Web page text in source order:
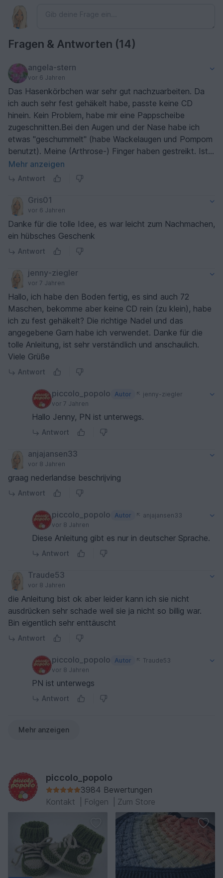
Fragen & Antworten (14)
angela-stern
vor 6 Jahren
Das Hasenkörbchen war sehr gut nachzuarbeiten. Da
ich auch sehr fest gehäkelt habe, passte keine CD
hinein. Kein Problem, habe mir eine Pappscheibe
zugeschnitten.Bei den Augen und der Nase habe ich
etwas "geschummelt" (habe Wackelaugen und Pompom
benutzt). Meine (Arthrose-) Finger haben gestreikt. Ist
Mehr anzeigen
Antwort
Gris01
vor 6 Jahren
Danke für die tolle Idee, es war leicht zum Nachmachen,
ein hübsches Geschenk
Antwort
jenny-ziegler
vor 7 Jahren
Hallo, ich habe den Boden fertig, es sind auch 72
Maschen, bekomme aber keine CD rein (zu klein), habe
ich zu fest gehäkelt? Die richtige Nadel und das
angegebene Garn habe ich verwendet. Danke für die
tolle Anleitung, ist sehr verständlich und anschaulich.
Viele Grüße
Antwort
piccolo_popolo Autor
jenny-ziegler
vor 7 Jahren
Hallo Jenny, PN ist unterwegs.
Antwort
anjajansen33
vor 8 Jahren
graag nederlandse beschrijving
Antwort
piccolo_popolo Autor
anjajansen33
vor 8 Jahren
Diese Anleitung gibt es nur in deutscher Sprache.
Antwort
Traude53
vor 8 Jahren
die Anleitung bist ok aber leider kann ich sie nicht
ausdrücken sehr schade weil sie ja nicht so billig war.
Bin eigentlich sehr enttäuscht
Antwort
piccolo_popolo Autor
Traude53
vor 8 Jahren
PN ist unterwegs
Antwort
Mehr anzeigen
piccolo_popolo
3984 Bewertungen
Kontakt
Folgen Zum Store